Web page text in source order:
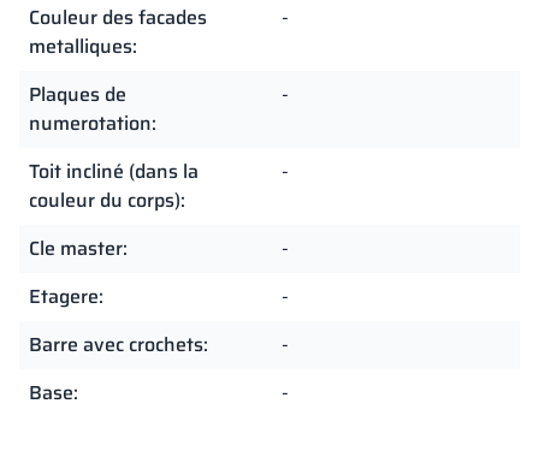
Couleur des facades
metalliques:
-
Plaques de
numerotation:
-
Toit incliné (dans la
couleur du corps):
-
Cle master:
-
Etagere:
-
Barre avec crochets:
-
Base:
-